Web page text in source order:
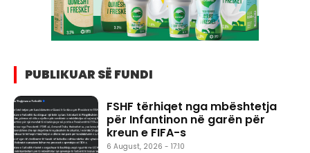
PUBLIKUAR SË FUNDI
FSHF tërhiqet nga mbështetja
për Infantinon në garën për
kreun e FIFA-s
6 August, 2026 - 17:10